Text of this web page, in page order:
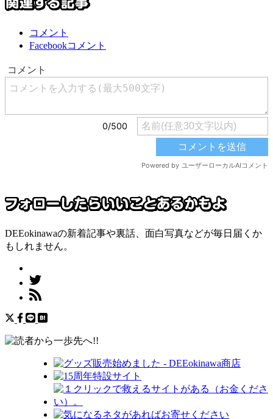
コメント
Facebookコメント
DEEokinawaの新着記事や裏話、面白写真などが毎日届くか
もしれません。